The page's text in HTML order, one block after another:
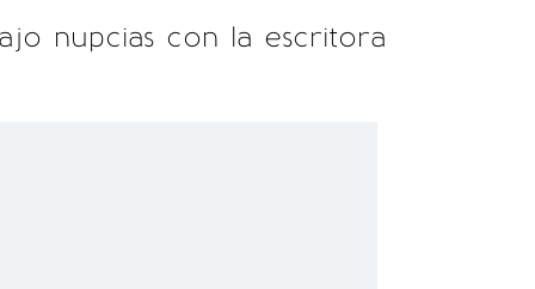
nupcias con la escritora